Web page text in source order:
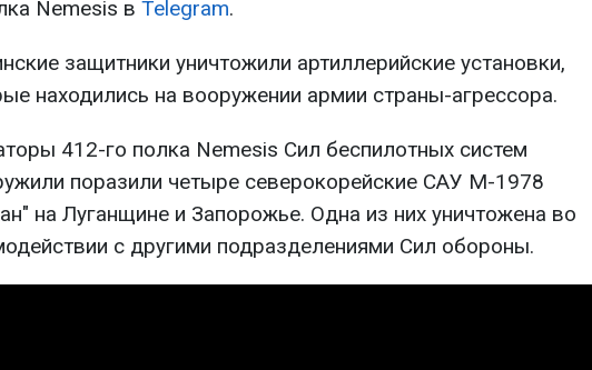
Nemesis в Telegram.
защитники уничтожили артиллерийские установки,
находились на вооружении армии страны-агрессора.
412-го полка Nemesis Сил беспилотных систем
поразили четыре северокорейские САУ М-1978
на Луганщине и Запорожье. Одна из них уничтожена во
с другими подразделениями Сил обороны.